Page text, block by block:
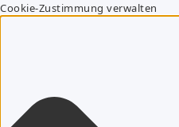
Cookie-Zustimmung verwalten